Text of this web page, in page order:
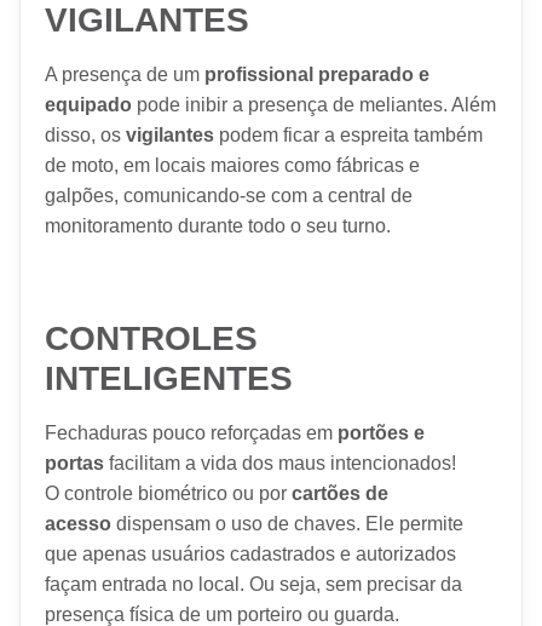
VIGILANTES
A presença de um profissional preparado e
equipado pode inibir a presença de meliantes. Além
disso, os vigilantes podem ficar a espreita também
de moto, em locais maiores como fábricas e
galpões, comunicando-se com a central de
monitoramento durante todo o seu turno.
CONTROLES
INTELIGENTES
Fechaduras pouco reforçadas em portões e
portas facilitam a vida dos maus intencionados!
O controle biométrico ou por cartões de
acesso dispensam o uso de chaves. Ele permite
que apenas usuários cadastrados e autorizados
façam entrada no local. Ou seja, sem precisar da
presença física de um porteiro ou guarda.